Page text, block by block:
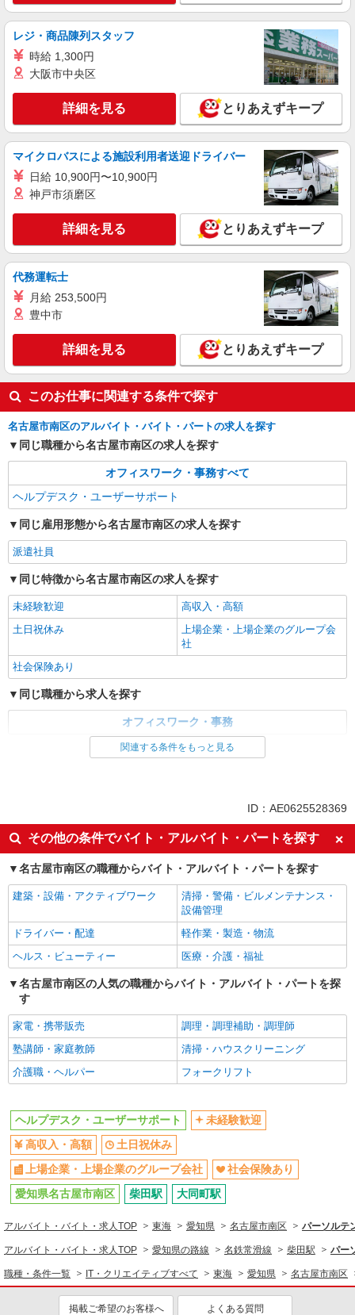
レジ・商品陳列スタッフ
時給 1,300円
大阪市中央区
詳細を見る とりあえずキープ
マイクロバスによる施設利用者送迎ドライバー
日給 10,900円〜10,900円
神戸市須磨区
詳細を見る とりあえずキープ
代務運転士
月給 253,500円
豊中市
詳細を見る とりあえずキープ
このお仕事に関連する条件で探す
名古屋市南区のアルバイト・バイト・パートの求人を探す
同じ職種から名古屋市南区の求人を探す
オフィスワーク・事務すべて
ヘルプデスク・ユーザーサポート
同じ雇用形態から名古屋市南区の求人を探す
派遣社員
同じ特徴から名古屋市南区の求人を探す
未経験歓迎
高収入・高額
土日祝休み
上場企業・上場企業のグループ会
社
社会保険あり
同じ職種から求人を探す
オフィスワーク・事務
同じ特徴から求人を探す関連する条件をもっと見る
ID：AE0625528369
その他の条件でバイト・アルバイト・パートを探す
名古屋市南区の職種からバイト・アルバイト・パートを探す
建築・設備・アクティブワーク
清掃・警備・ビルメンテナンス・
設備管理
ドライバー・配達
軽作業・製造・物流
ヘルス・ビューティー
医療・介護・福祉
名古屋市南区の人気の職種からバイト・アルバイト・パートを探
す
家電・携帯販売
調理・調理補助・調理師
塾講師・家庭教師
清掃・ハウスクリーニング
介護職・ヘルパー
フォークリフト
ヘルプデスク・ユーザーサポート
未経験歓迎
高収入・高額
土日祝休み
上場企業・上場企業のグループ会社
社会保険あり
愛知県名古屋市南区
柴田駅 大同町駅
アルバイト・バイト・求人TOP 東海 愛知県 名古屋市南区 パーソルテ
アルバイト・バイト・求人TOP 愛知県の路線 名鉄常滑線 柴田駅 パー
職種・条件一覧 IT・クリエイティブすべて 東海 愛知県 名古屋市南区
掲載ご希望のお客様へ よくある質問